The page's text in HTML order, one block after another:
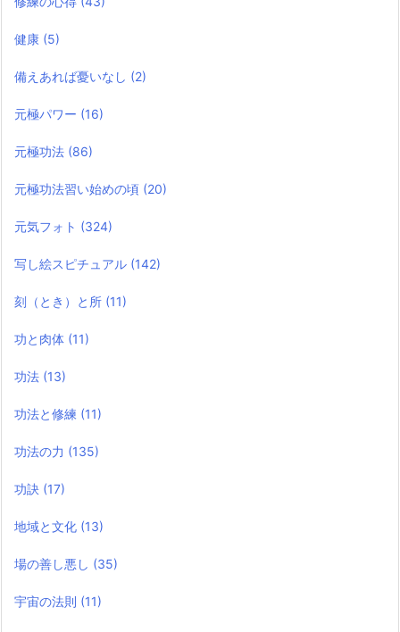
健康 (5)
備えあれば憂いなし (2)
元極パワー (16)
元極功法 (86)
元極功法習い始めの頃 (20)
元気フォト (324)
写し絵スピチュアル (142)
刻（とき）と所 (11)
功と肉体 (11)
功法 (13)
功法と修練 (11)
功法の力 (135)
功訣 (17)
地域と文化 (13)
場の善し悪し (35)
宇宙の法則 (11)